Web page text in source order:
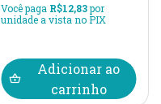
Você paga R$12,83por
unidade a vista no PIX
Adicionar ao
carrinho